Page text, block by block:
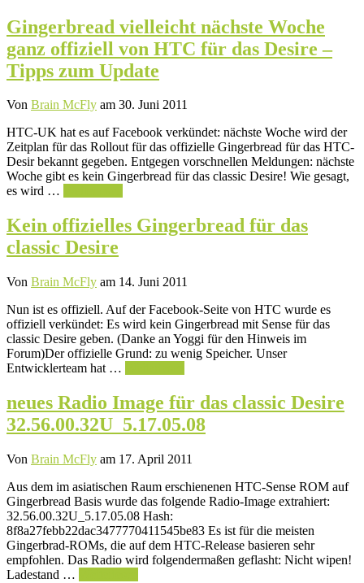
Gingerbread vielleicht nächste Woche
ganz offiziell von HTC für das Desire –
Tipps zum Update
Von Brain McFly am 30. Juni 2011
HTC-UK hat es auf Facebook verkündet: nächste Woche wird der
Zeitplan für das Rollout für das offizielle Gingerbread für das HTC-
Desir bekannt gegeben. Entgegen vorschnellen Meldungen: nächste
Woche gibt es kein Gingerbread für das classic Desire! Wie gesagt,
es wird …
Kein offizielles Gingerbread für das
classic Desire
Von Brain McFly am 14. Juni 2011
Nun ist es offiziell. Auf der Facebook-Seite von HTC wurde es
offiziell verkündet: Es wird kein Gingerbread mit Sense für das
classic Desire geben. (Danke an Yoggi für den Hinweis im
Forum)Der offizielle Grund: zu wenig Speicher. Unser
Entwicklerteam hat …
neues Radio Image für das classic Desire
32.56.00.32U_5.17.05.08
Von Brain McFly am 17. April 2011
Aus dem im asiatischen Raum erschienenen HTC-Sense ROM auf
Gingerbread Basis wurde das folgende Radio-Image extrahiert:
32.56.00.32U_5.17.05.08 Hash:
8f8a27febb22dac3477770411545be83 Es ist für die meisten
Gingerbrad-ROMs, die auf dem HTC-Release basieren sehr
empfohlen. Das Radio wird folgendermaßen geflasht: Nicht wipen!
Ladestand …